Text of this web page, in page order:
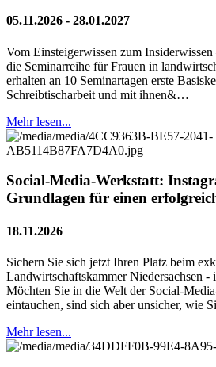
05.11.2026 - 28.01.2027
Vom Einsteigerwissen zum
die Seminarreihe für Frauen in
erhalten an 10 Seminartagen erste
Schreibtischarbeit und mit ihnen&…
Mehr lesen...
Social-Media-Werkstatt:
Grundlagen für einen
18.11.2026
Sichern Sie sich jetzt Ihren Platz beim
Landwirtschaftskammer Niedersachsen -
Möchten Sie in die Welt der Social-
eintauchen, sind sich aber unsicher, wie
Mehr lesen...